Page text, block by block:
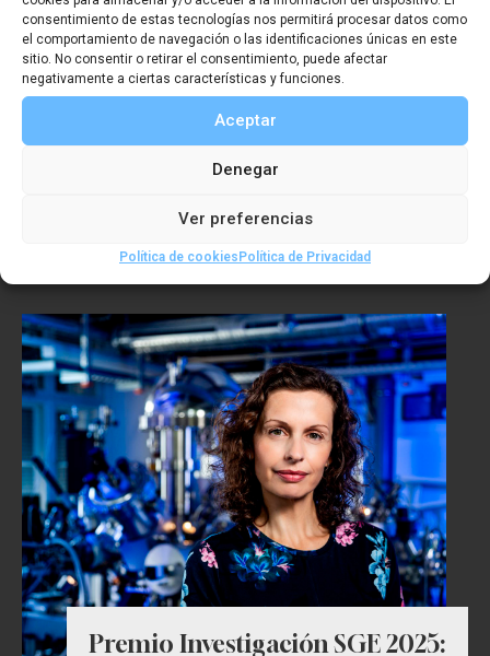
consentimiento de estas tecnologías nos permitirá procesar datos como
el comportamiento de navegación o las identificaciones únicas en este
sitio. No consentir o retirar el consentimiento, puede afectar
negativamente a ciertas características y funciones.
Aceptar
Denegar
Ver preferencias
Política de cookiesPolítica de Privacidad
Premio Iniciativa/Empresa SGE
Premio Investigación SGE 2025: